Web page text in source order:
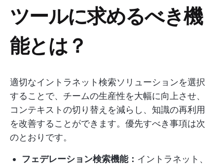
ツールに求めるべき機
能とは？
適切なイントラネット検索ソリューションを選択
することで、チームの生産性を大幅に向上させ、
コンテキストの切り替えを減らし、知識の再利用
を改善することができます。優先すべき事項は次
のとおりです。
フェデレーション検索機能： イントラネット、